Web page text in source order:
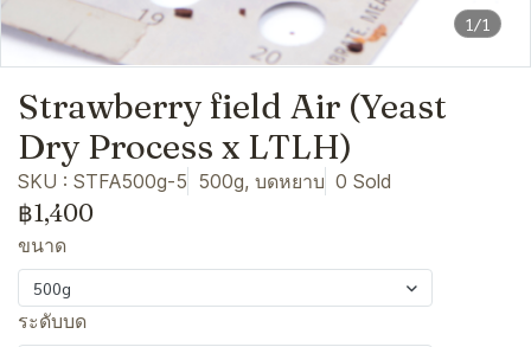
1/1
Strawberry field Air (Yeast
Dry Process x LTLH)
SKU : STFA500g-5 500g, บดหยาบ 0 Sold
฿1,400
ขนาด
500g
ระดับบด